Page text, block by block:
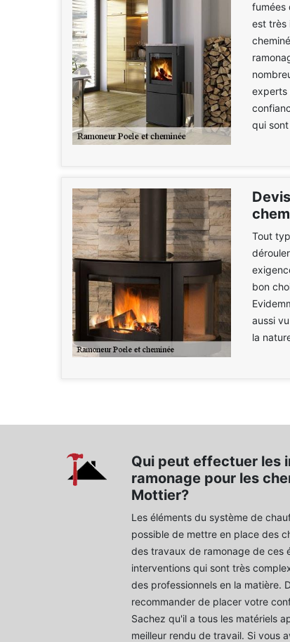
fumées
est très
experts
qui
Tout
bon
aussi
la
Qui peut effectuer les
ramonage pour les
Mottier?
Les éléments du système de
possible de mettre en place des
des travaux de ramonage de ces
interventions qui sont très
des professionnels en la matière.
recommander de placer votre
Sachez qu'il a tous les matériels
meilleur rendu de travail. Si vous